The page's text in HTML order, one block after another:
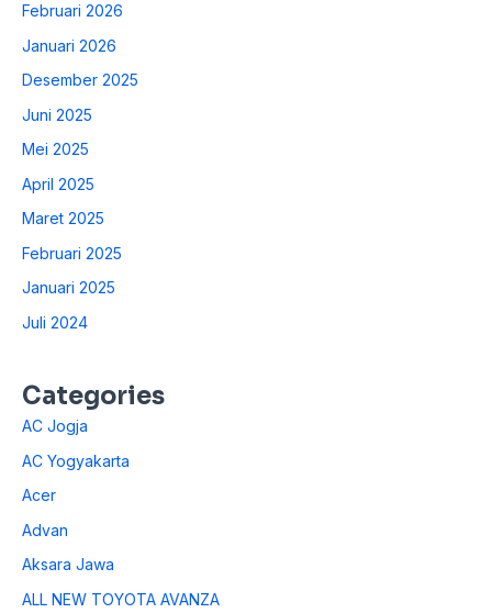
Februari 2026
Januari 2026
Desember 2025
Juni 2025
Mei 2025
April 2025
Maret 2025
Februari 2025
Januari 2025
Juli 2024
Categories
AC Jogja
AC Yogyakarta
Acer
Advan
Aksara Jawa
ALL NEW TOYOTA AVANZA